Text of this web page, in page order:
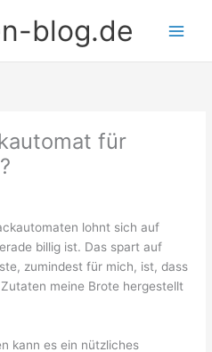
blog.de
für
lohnt sich auf
billig ist. Das spart auf
zumindest für mich, ist, dass
meine Brote hergestellt
kann es ein nützliches